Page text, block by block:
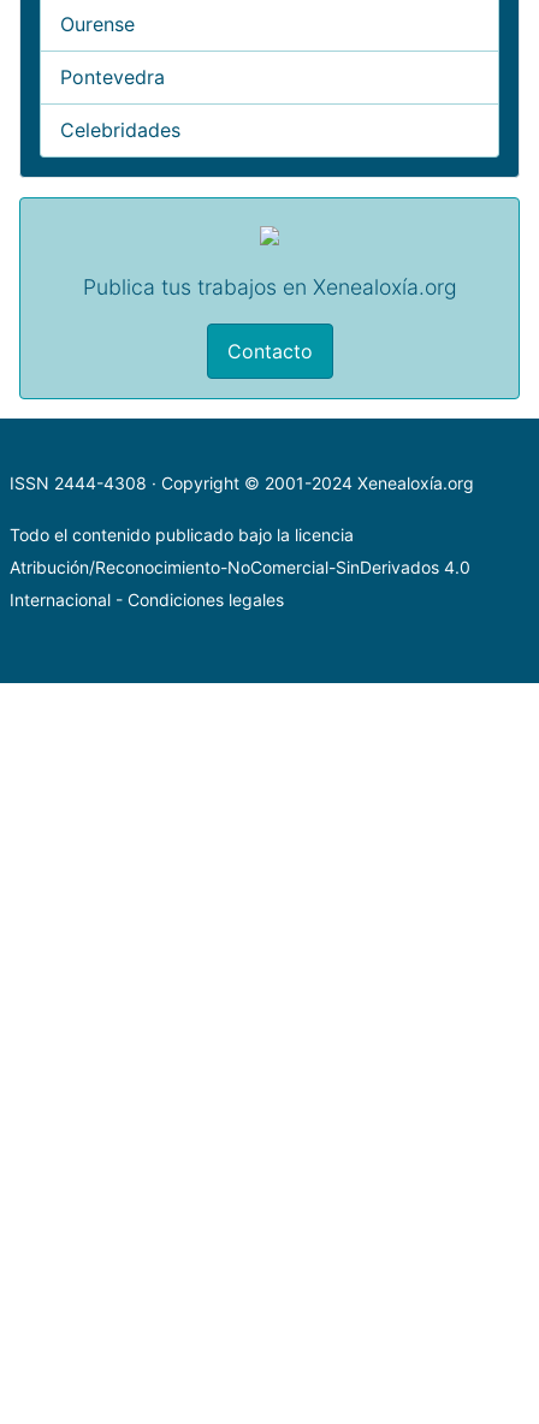
Ourense
Pontevedra
Celebridades
Publica tus trabajos en Xenealoxía.org
Contacto
ISSN 2444-4308 · Copyright © 2001-2024 Xenealoxía.org
Todo el contenido publicado bajo la licencia
Atribución/Reconocimiento-NoComercial-SinDerivados 4.0
Internacional - Condiciones legales